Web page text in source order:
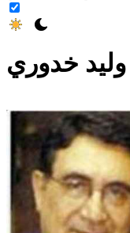
وليد خدوري